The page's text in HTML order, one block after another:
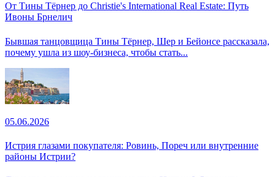
От Тины Тёрнер до Christie's International Real Estate: Путь
Ивоны Брнелич
Бывшая танцовщица Тины Тёрнер, Шер и Бейонсе рассказала,
почему ушла из шоу-бизнеса, чтобы стать...
05.06.2026
Истрия глазами покупателя: Ровинь, Пореч или внутренние
районы Истрии?